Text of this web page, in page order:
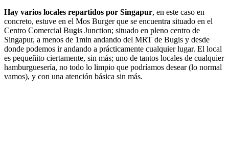
Hay varios locales repartidos por Singapur, en este caso en
concreto, estuve en el Mos Burger que se encuentra situado en el
Centro Comercial Bugis Junction; situado en pleno centro de
Singapur, a menos de 1min andando del MRT de Bugis y desde
donde podemos ir andando a prácticamente cualquier lugar. El local
es pequeñito ciertamente, sin más; uno de tantos locales de cualquier
hamburguesería, no todo lo limpio que podríamos desear (lo normal
vamos), y con una atención básica sin más.